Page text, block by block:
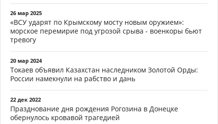
26 мар 2025
«ВСУ ударят по Крымскому мосту новым оружием»:
морское перемирие под угрозой срыва - военкоры бьют
тревогу
20 мар 2024
Токаев объявил Казахстан наследником Золотой Орды:
России намекнули на рабство и дань
22 дек 2022
Празднование дня рождения Рогозина в Донецке
обернулось кровавой трагедией